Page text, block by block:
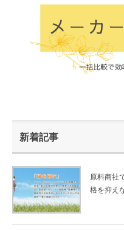
新着記事
原料商社
格を抑え